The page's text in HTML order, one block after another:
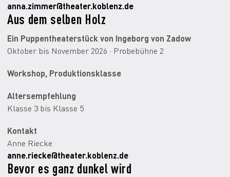
anna.zimmer@theater.koblenz.de
Aus dem selben Holz
Ein Puppentheaterstück von Ingeborg von Zadow
Oktober bis November 2026 · Probebühne 2
Workshop, Produktionsklasse
Altersempfehlung
Klasse 3 bis Klasse 5
Kontakt
Anne Riecke
anne.riecke@theater.koblenz.de
Bevor es ganz dunkel wird